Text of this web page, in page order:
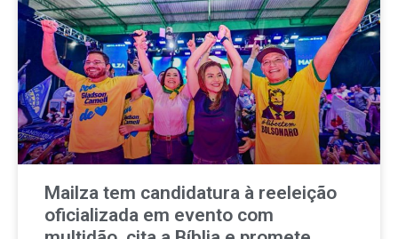
Mailza tem candidatura à reeleição
oficializada em evento com